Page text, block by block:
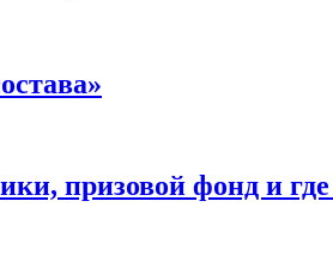
призовой фонд и